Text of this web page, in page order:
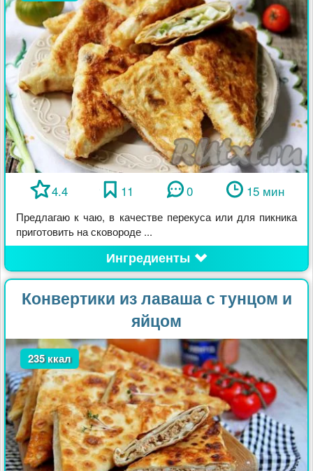
4.4 11 0 15 мин
Предлагаю к чаю, в качестве перекуса или для пикника
приготовить на сковороде ...
Ингредиенты
Конвертики из лаваша с тунцом и
яйцом
235 ккал